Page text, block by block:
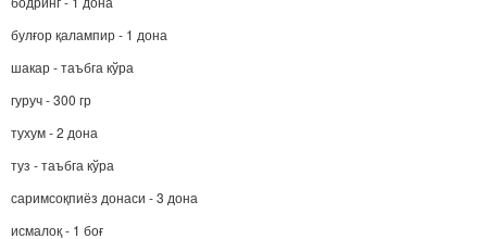
булғор қалампир - 1 дона
шакар - таъбга кўра
гуруч - 300 гр
тухум - 2 дона
туз - таъбга кўра
саримсоқпиёз донаси - 3 дона
исмалоқ - 1 боғ